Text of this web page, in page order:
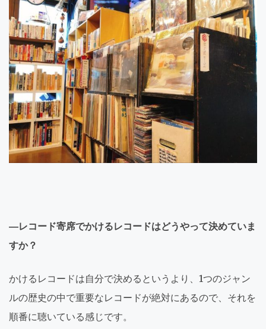
―レコード寄席でかけるレコードはどうやって決めていま
すか？
かけるレコードは自分で決めるというより、1つのジャン
ルの歴史の中で重要なレコードが絶対にあるので、それを
順番に聴いている感じです。